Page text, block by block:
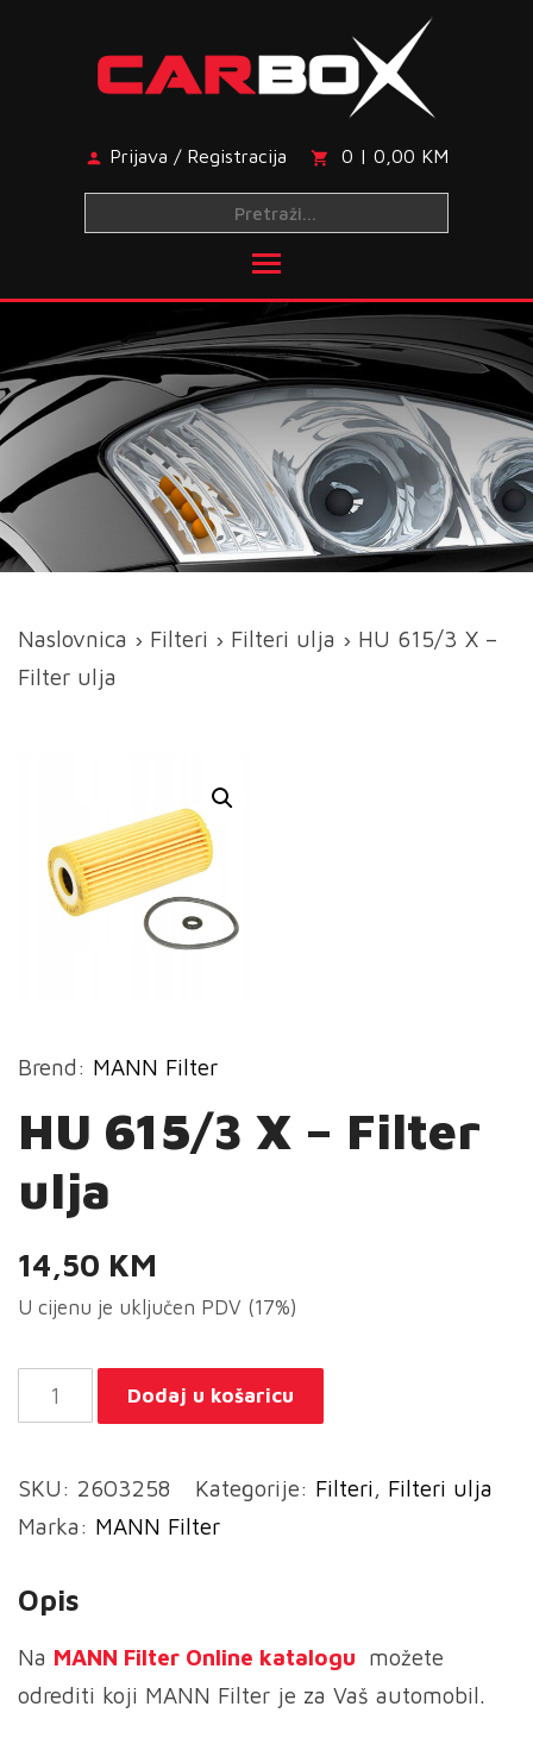
Prijava / Registracija 0 | 0,00 KM
Naslovnica › Filteri › Filteri ulja › HU 615/3 X –
Filter ulja
Brend: MANN Filter
HU 615/3 X – Filter
ulja
14,50 KM
U cijenu je uključen PDV (17%)
615/3
-
Filter
količina
Dodaj u košaricu
SKU: 2603258 Kategorije: Filteri, Filteri ulja
Marka: MANN Filter
Opis
Na MANN Filter Online katalogu možete
odrediti koji MANN Filter je za Vaš automobil.